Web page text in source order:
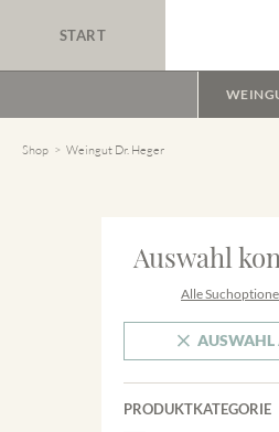
START
Shop Weingut Dr. Heger
Auswahl
Alle
AUSWAHL
PRODUKTKATEGORIE